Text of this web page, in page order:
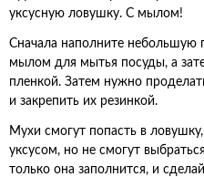
уксусную ловушку. С мылом!
Сначала наполните небольшую
мылом для мытья посуды, а
пленкой. Затем нужно
и закрепить их резинкой.
Мухи смогут попасть в
уксусом, но не смогут
только она заполнится, и